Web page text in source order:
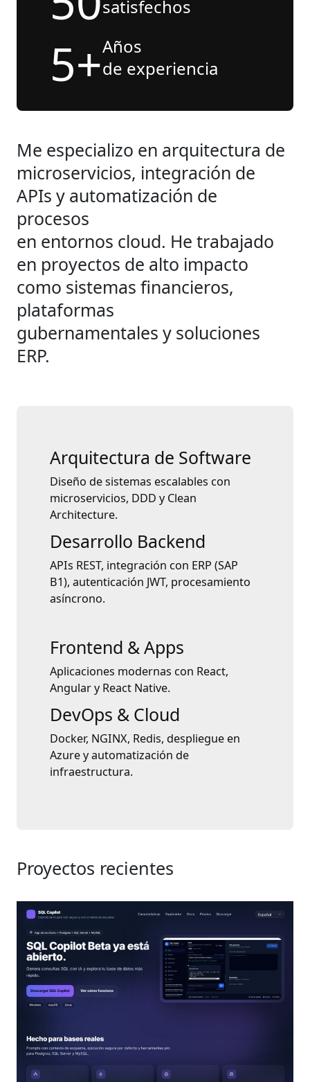
satisfechos
5+Años
de experiencia
Me especializo en arquitectura de
microservicios, integración de
APIs y automatización de
procesos
en entornos cloud. He trabajado
en proyectos de alto impacto
como sistemas financieros,
plataformas
gubernamentales y soluciones
ERP.
Arquitectura de Software
Diseño de sistemas escalables con
microservicios, DDD y Clean
Architecture.
Desarrollo Backend
APIs REST, integración con ERP (SAP
B1), autenticación JWT, procesamiento
asíncrono.
Frontend & Apps
Aplicaciones modernas con React,
Angular y React Native.
DevOps & Cloud
Docker, NGINX, Redis, despliegue en
Azure y automatización de
infraestructura.
Proyectos recientes